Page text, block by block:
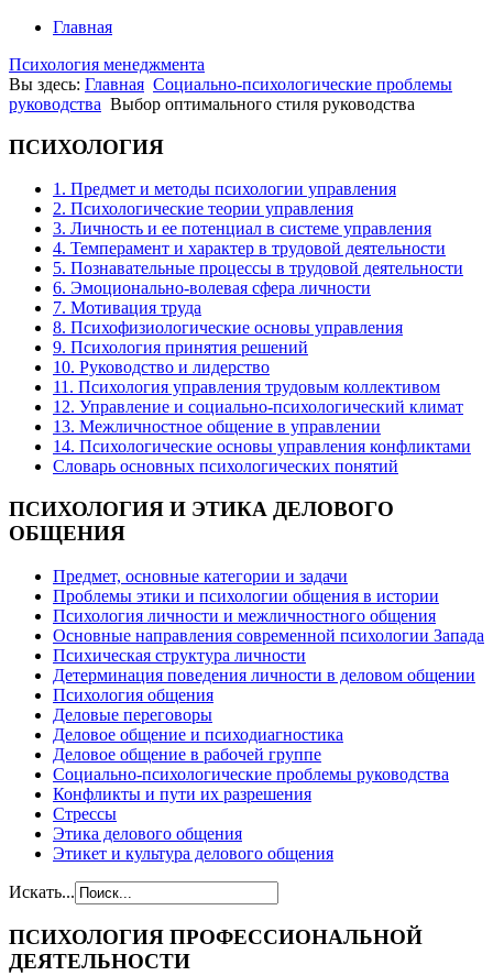
Главная
Психология менеджмента
Вы здесь: Главная Cоциально-психологические проблемы
руководства Выбор оптимального стиля руководства
ПСИХОЛОГИЯ
1. Предмет и методы психологии управления
2. Психологические теории управления
3. Личность и ее потенциал в системе управления
4. Темперамент и характер в трудовой деятельности
5. Познавательные процессы в трудовой деятельности
6. Эмоционально-волевая сфера личности
7. Мотивация труда
8. Психофизиологические основы управления
9. Психология принятия решений
10. Руководство и лидерство
11. Психология управления трудовым коллективом
12. Управление и социально-психологический климат
13. Межличностное общение в управлении
14. Психологические основы управления конфликтами
Словарь основных психологических понятий
ПСИХОЛОГИЯ И ЭТИКА ДЕЛОВОГО
ОБЩЕНИЯ
Предмет, основные категории и задачи
Проблемы этики и психологии общения в истории
Психология личности и межличностного общения
Основные направления современной психологии Запада
Психическая структура личности
Детерминация поведения личности в деловом общении
Психология общения
Деловые переговоры
Деловое общение и психодиагностика
Деловое общение в рабочей группе
Cоциально-психологические проблемы руководства
Конфликты и пути их разрешения
Стрессы
Этика делового общения
Этикет и культура делового общения
Искать...
ПСИХОЛОГИЯ ПРОФЕССИОНАЛЬНОЙ
ДЕЯТЕЛЬНОСТИ